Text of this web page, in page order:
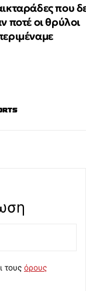
που
ποτέ οι θρύλοι
τους όρους